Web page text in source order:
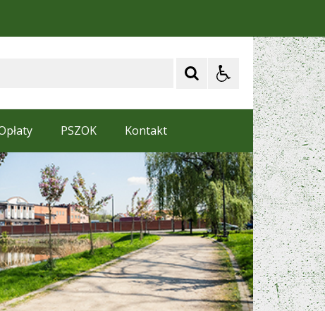
PSZOK Kontakt